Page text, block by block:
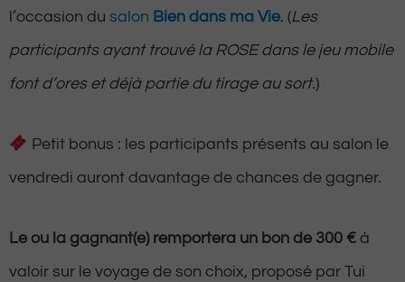
l’occasion du salon Bien dans ma Vie. (Les
participants ayant trouvé la ROSE dans le jeu mobile
font d’ores et déjà partie du tirage au sort.)
Petit bonus : les participants présents au salon le
vendredi auront davantage de chances de gagner.
Le ou la gagnant(e) remportera un bon de 300 € à
valoir sur le voyage de son choix, proposé par Tui